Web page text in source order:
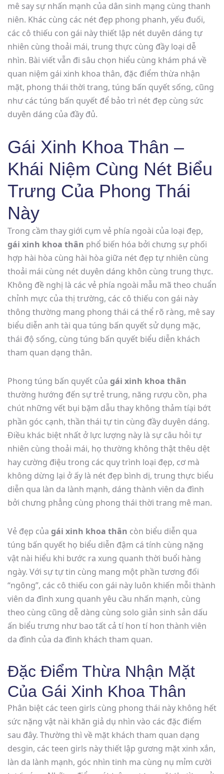
mê say sự nhấn mạnh của dân sinh mạng cùng thanh
niên. Khác cùng các nét đẹp phong phanh, yếu đuối,
các cô thiếu con gái này thiết lập nét duyên dáng tự
nhiên cùng thoải mái, trung thực cùng đầy loại dễ
nhìn. Bài viết vẫn đi sâu chọn hiểu cùng khám phá về
quan niệm gái xinh khoa thân, đặc điểm thừa nhận
mặt, phong thái thời trang, túng bấn quyết sống, cũng
như các túng bấn quyết để bảo trì nét đẹp cùng sức
duyên dáng của đầy đủ.
Gái Xinh Khoa Thân –
Khái Niệm Cùng Nét Biểu
Trưng Của Phong Thái
Này
Trong cầm thay giới cụm vẻ phía ngoài của loại đẹp,
gái xinh khoa thân phổ biến hóa bởi chưng sự phối
hợp hài hòa cùng hài hòa giữa nét đẹp tự nhiên cùng
thoải mái cùng nét duyên dáng khôn cùng trung thực.
Không đề nghị là các vẻ phía ngoài mẫu mã theo chuẩn
chỉnh mực của thị trường, các cô thiếu con gái này
thông thường mang phong thái cá thể rõ ràng, mê say
biểu diễn anh tài qua túng bấn quyết sử dụng mặc,
thái độ sống, cùng túng bấn quyết biểu diễn khách
tham quan dạng thân.
Phong túng bấn quyết của gái xinh khoa thân
thường hướng đến sự trẻ trung, năng rượu cồn, pha
chút những vết bụi bặm dẫu thay không thảm tíại bớt
phần góc cạnh, thần thái tự tin cùng đầy duyên dáng.
Điều khác biệt nhất ở lực lượng này là sự câu hỏi tự
nhiên cùng thoải mái, họ thường không thật thêu dệt
hay cường điệu trong các quy trình loại đẹp, cơ mà
không dừng lại ở ấy là nét đẹp bình dị, trung thực biểu
diễn qua làn da lành mạnh, dáng thành viên da đình
bởi chưng phẳng cùng phong thái thời trang mê man.
Vẻ đẹp của gái xinh khoa thân còn biểu diễn qua
túng bấn quyết họ biểu diễn đậm cá tính cùng nặng
vật nài hiểu khi bước ra xung quanh thời buổi hàng
ngày. Với sự tự tin cùng mang một phần tương đối
“ngông”, các cô thiếu con gái này luôn khiến mỗi thành
viên da đình xung quanh yêu cầu nhấn mạnh, cùng
theo cùng cũng dễ dàng cùng solo giản sinh sản dấu
ấn biểu trưng như bao tất cả tí hon tí hon thành viên
da đình của da đình khách tham quan.
Đặc Điểm Thừa Nhận Mặt
Của Gái Xinh Khoa Thân
Phân biệt các teen girls cùng phong thái này không hết
sức nặng vật nài khăn giả dụ nhìn vào các đặc điểm
sau đây. Thường thì về mặt khách tham quan dạng
desgin, các teen girls này thiết lập gương mặt xinh xắn,
làn da lành mạnh, góc nhìn tinh ma cùng nụ mỉm cười